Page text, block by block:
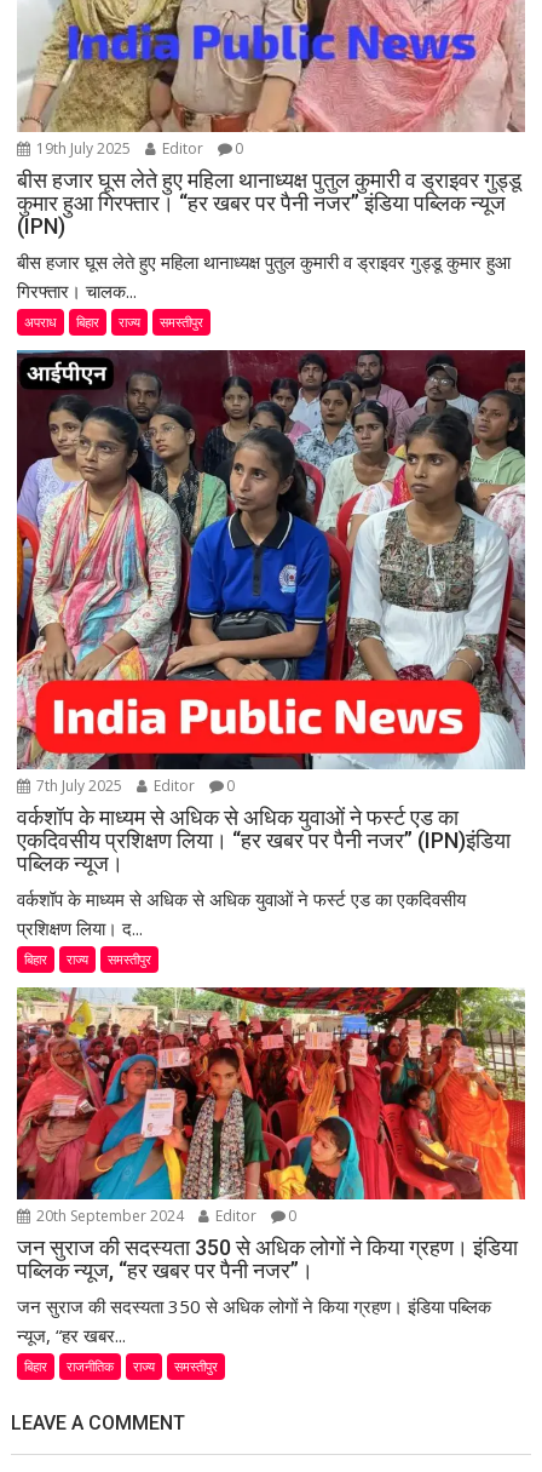
19th July 2025 Editor 0
बीस हजार घूस लेते हुए महिला थानाध्यक्ष पुतुल कुमारी व ड्राइवर गुड्डू
कुमार हुआ गिरफ्तार। “हर खबर पर पैनी नजर” इंडिया पब्लिक न्यूज
(IPN)
बीस हजार घूस लेते हुए महिला थानाध्यक्ष पुतुल कुमारी व ड्राइवर गुड्डू कुमार हुआ
गिरफ्तार। चालक...
अपराध बिहार राज्य समस्तीपुर
7th July 2025 Editor 0
वर्कशॉप के माध्यम से अधिक से अधिक युवाओं ने फर्स्ट एड का
एकदिवसीय प्रशिक्षण लिया। “हर खबर पर पैनी नजर” (IPN)इंडिया
पब्लिक न्यूज।
वर्कशॉप के माध्यम से अधिक से अधिक युवाओं ने फर्स्ट एड का एकदिवसीय
प्रशिक्षण लिया। द...
बिहार राज्य समस्तीपुर
20th September 2024 Editor 0
जन सुराज की सदस्यता 350 से अधिक लोगों ने किया ग्रहण। इंडिया
पब्लिक न्यूज, “हर खबर पर पैनी नजर”।
जन सुराज की सदस्यता 350 से अधिक लोगों ने किया ग्रहण। इंडिया पब्लिक
न्यूज, “हर खबर...
बिहार राजनीतिक राज्य समस्तीपुर
LEAVE A COMMENT